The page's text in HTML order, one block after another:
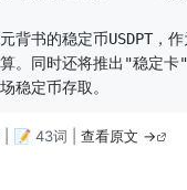
背书的稳定币USDPT，
。同时还将推出"稳定卡
稳定币存取。
📝 43词 | 查看原文 →